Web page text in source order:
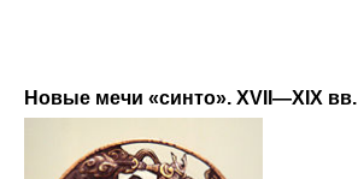
Новые мечи «синто». XVII—XIX вв.